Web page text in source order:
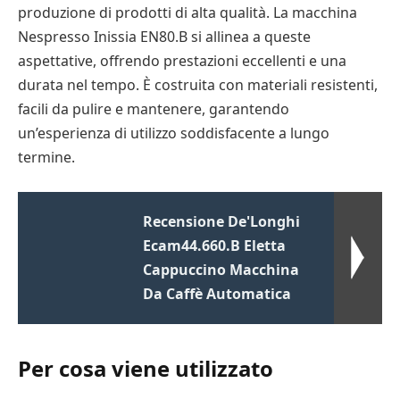
produzione di prodotti di alta qualità. La macchina
Nespresso Inissia EN80.B si allinea a queste
aspettative, offrendo prestazioni eccellenti e una
durata nel tempo. È costruita con materiali resistenti,
facili da pulire e mantenere, garantendo
un’esperienza di utilizzo soddisfacente a lungo
termine.
Recensione De'Longhi
Ecam44.660.B Eletta
Cappuccino Macchina
Da Caffè Automatica
Per cosa viene utilizzato